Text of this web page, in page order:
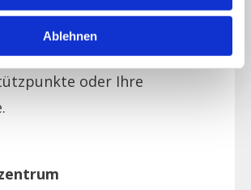
Ablehnen
geben Ihnen auch
Einrichtungen,
oder Ihre